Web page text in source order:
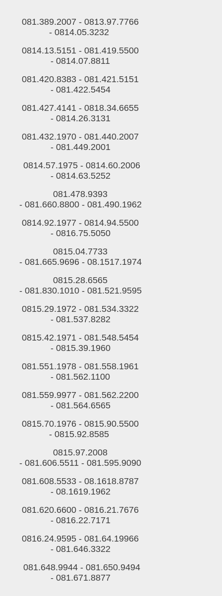
081.389.2007 -0813.97.7766
-0814.05.3232
0814.13.5151 -081.419.5500
-0814.07.8811
081.420.8383 -081.421.5151
- 081.422.5454
081.427.4141 -0818.34.6655
- 0814.26.3131
081.432.1970 -081.440.2007
- 081.449.2001
0814.57.1975 - 0814.60.2006
- 0814.63.5252
081.478.9393
- 081.660.8800- 081.490.1962
0814.92.1977 -0814.94.5500
- 0816.75.5050
0815.04.7733
- 081.665.9696- 08.1517.1974
0815.28.6565
- 081.830.1010 - 081.521.9595
0815.29.1972 -081.534.3322
- 081.537.8282
0815.42.1971 -081.548.5454
- 0815.39.1960
081.551.1978 -081.558.1961
-081.562.1100
081.559.9977 -081.562.2200
- 081.564.6565
0815.70.1976 -0815.90.5500
-0815.92.8585
0815.97.2008
-081.606.5511-081.595.9090
081.608.5533 -08.1618.8787
- 08.1619.1962
081.620.6600 -0816.21.7676
- 0816.22.7171
0816.24.9595 -081.64.19966
- 081.646.3322
081.648.9944 - 081.650.9494
- 081.671.8877